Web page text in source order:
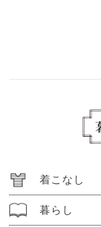
着こなし
暮らし